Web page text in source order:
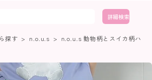
詳細検索
探す n.o.u.s n.o.u.s 動物柄とスイカ柄ハー